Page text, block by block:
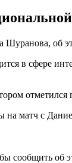
Шуранова, об
в сфере
отметился
матч с
сообщить об